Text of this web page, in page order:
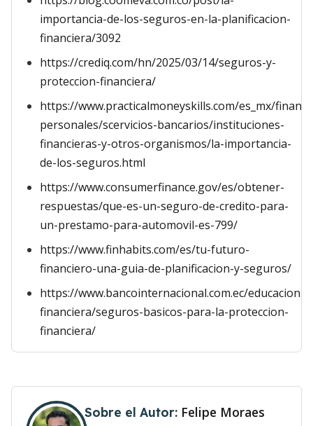
importancia-de-los-seguros-en-la-planificacion-
financiera/3092
https://crediq.com/hn/2025/03/14/seguros-y-
proteccion-financiera/
https://www.practicalmoneyskills.com/es_mx/
personales/scervicios-bancarios/instituciones-
financieras-y-otros-organismos/la-importancia-
de-los-seguros.html
https://www.consumerfinance.gov/es/obtener-
respuestas/que-es-un-seguro-de-credito-para-
un-prestamo-para-automovil-es-799/
https://www.finhabits.com/es/tu-futuro-
financiero-una-guia-de-planificacion-y-seguros/
https://www.bancointernacional.com.ec/educacion-
financiera/seguros-basicos-para-la-proteccion-
financiera/
Sobre el Autor: Felipe Moraes